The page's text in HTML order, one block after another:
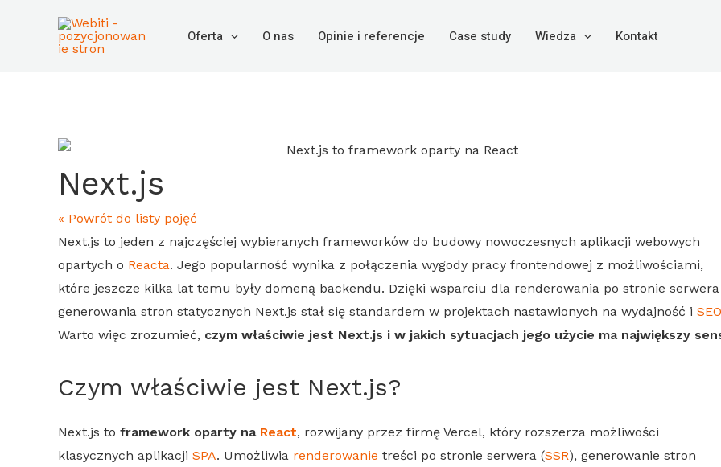
Oferta O nas Opinie i referencje Case study Wiedza Kontakt
Next.js
« Powrót do listy pojęć
Next.js to jeden z najczęściej wybieranych frameworków do budowy nowoczesnych aplikacji webowych
opartych o Reacta. Jego popularność wynika z połączenia wygody pracy frontendowej z możliwościami,
które jeszcze kilka lat temu były domeną backendu. Dzięki wsparciu dla renderowania po stronie
generowania stron statycznych Next.js stał się standardem w projektach nastawionych na wydajność i SEO
Warto więc zrozumieć, czym właściwie jest Next.js i w jakich sytuacjach jego użycie ma największy
Czym właściwie jest Next.js?
Next.js to framework oparty na React, rozwijany przez firmę Vercel, który rozszerza możliwości
klasycznych aplikacji SPA. Umożliwia renderowanie treści po stronie serwera (SSR), generowanie stron